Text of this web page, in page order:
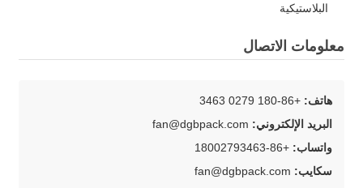
البلاستيكية
معلومات الاتصال
هاتف: +86-180 0279 3463
البريد الإلكتروني:
واتساب: +86-18002793463
سكايب: